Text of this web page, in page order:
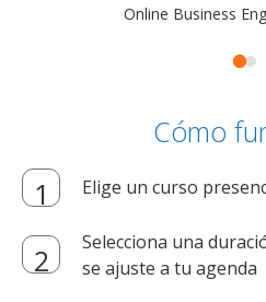
Online Business
Cómo
Elige un curso
Selecciona una
se ajuste a tu agenda